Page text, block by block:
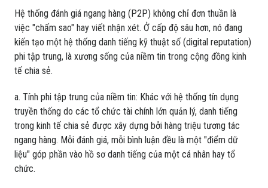
Hệ thống đánh giá ngang hàng (P2P) không chỉ đơn thuần là
việc "chấm sao" hay viết nhận xét. Ở cấp độ sâu hơn, nó đang
kiến tạo một hệ thống danh tiếng kỹ thuật số (digital reputation)
phi tập trung, là xương sống của niềm tin trong cộng đồng kinh
tế chia sẻ.
a. Tính phi tập trung của niềm tin: Khác với hệ thống tín dụng
truyền thống do các tổ chức tài chính lớn quản lý, danh tiếng
trong kinh tế chia sẻ được xây dựng bởi hàng triệu tương tác
ngang hàng. Mỗi đánh giá, mỗi bình luận đều là một "điểm dữ
liệu" góp phần vào hồ sơ danh tiếng của một cá nhân hay tổ
chức.